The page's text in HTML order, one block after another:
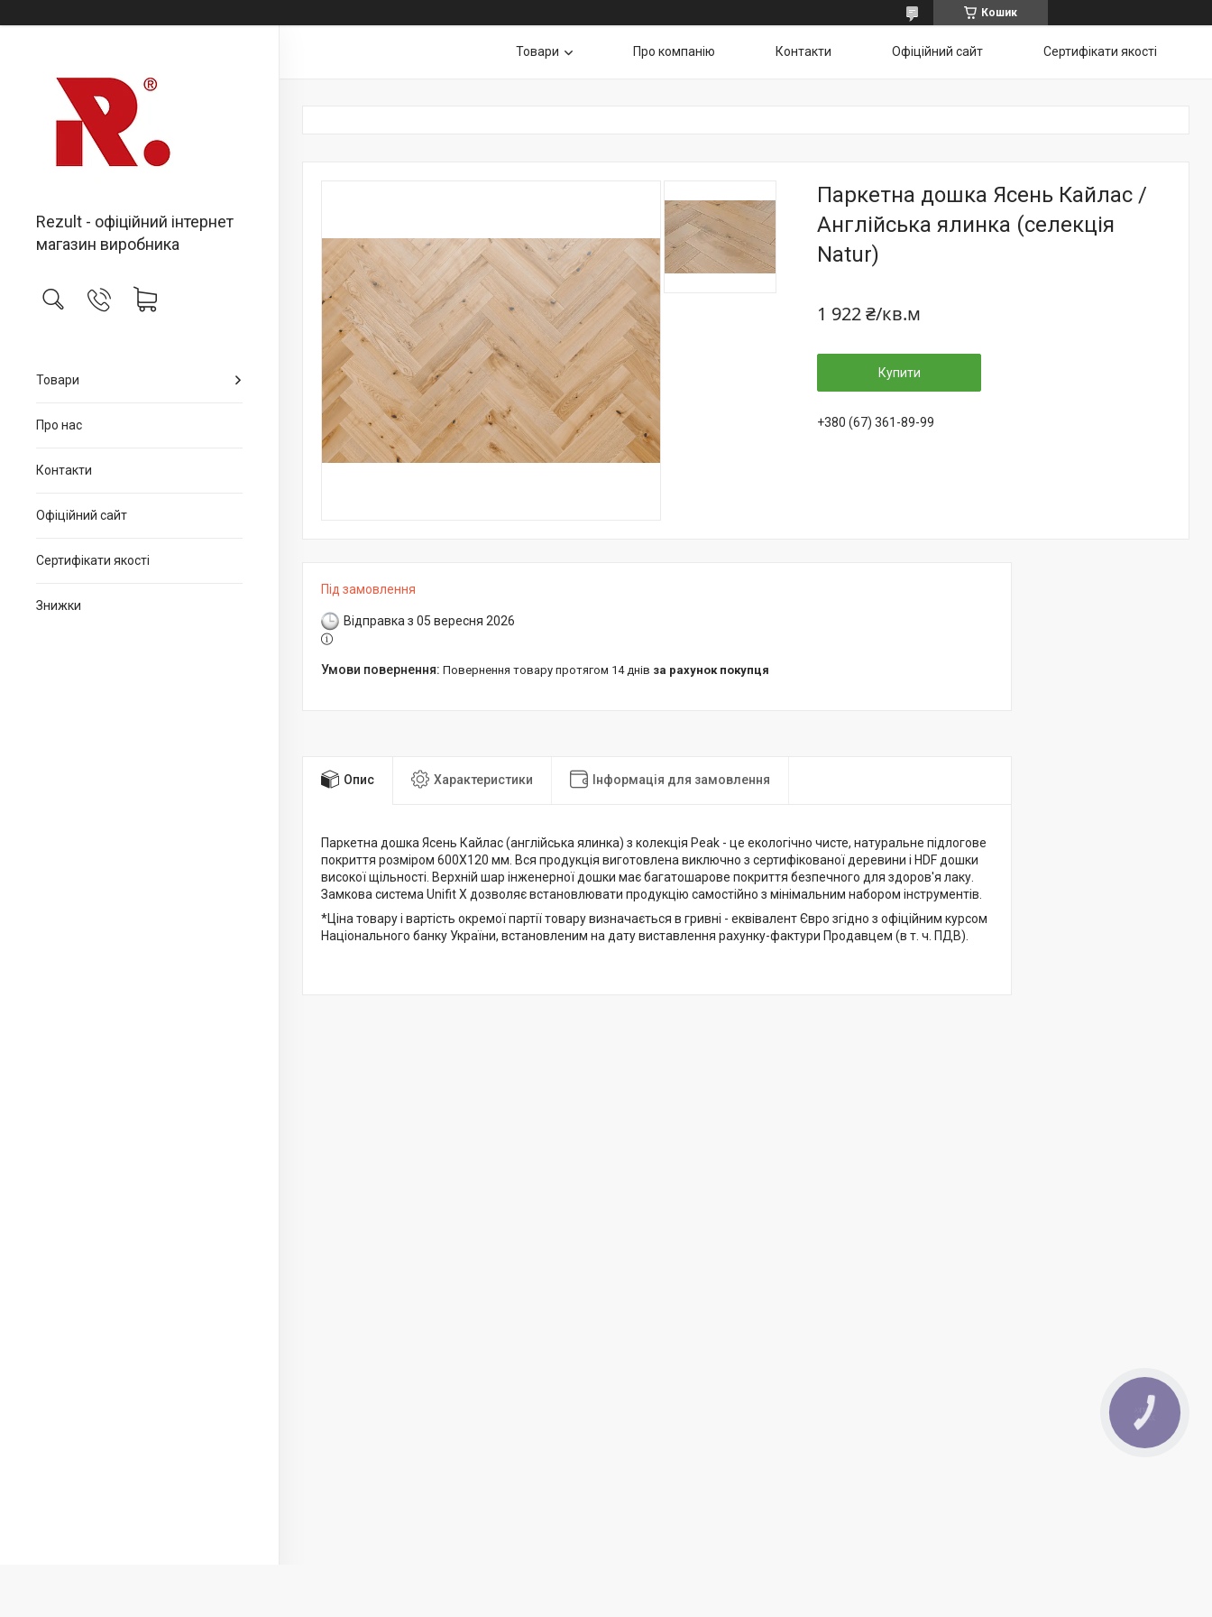
Кошик
Rezult - офіційний інтернет
магазин виробника
Товари
Про нас
Контакти
Офіційний сайт
Сертифікати якості
Знижки
Товари Про компанію Контакти Офіційний сайт Сертифікати якості
Паркетна дошка Ясень Кайлас /
Англійська ялинка (селекція
Natur)
1 922 ₴/кв.м
Купити
+380 (67) 361-89-99
Під замовлення
Відправка з 05 вересня 2026
повернення товару протягом 14 днів за рахунок покупця
Опис Характеристики Інформація для замовлення
Паркетна дошка Ясень Кайлас (англійська ялинка) з колекція Peak - це екологічно чисте, натуральне підлогове
покриття розміром 600Х120 мм. Вся продукція виготовлена ​​виключно з сертифікованої деревини і HDF дошки
високої щільності. Верхній шар інженерної дошки має багатошарове покриття безпечного для здоров'я лаку.
Замкова система Unifit X дозволяє встановлювати продукцію самостійно з мінімальним набором інструментів.
*Ціна товару і вартість окремої партії товару визначається в гривні - еквівалент Євро згідно з офіційним курсом
Національного банку України, встановленим на дату виставлення рахунку-фактури Продавцем (в т. ч. ПДВ).
КНОПКА
ЗВ'ЯЗКУ